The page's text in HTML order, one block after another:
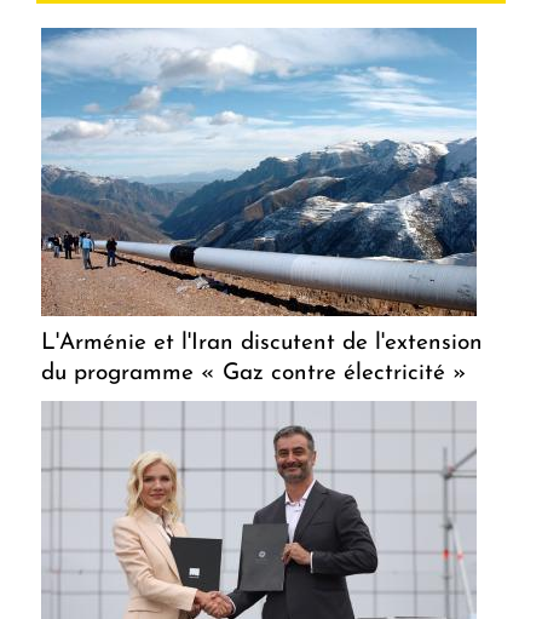
L'Arménie et l'Iran discutent de l'extension
du programme « Gaz contre électricité »